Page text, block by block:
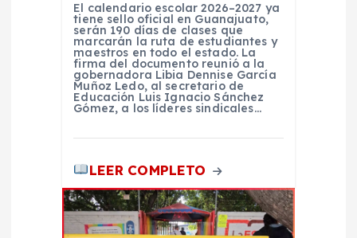
El calendario escolar 2026–2027 ya
tiene sello oficial en Guanajuato,
serán 190 días de clases que
marcarán la ruta de estudiantes y
maestros en todo el estado. La
firma del documento reunió a la
gobernadora Libia Dennise García
Muñoz Ledo, al secretario de
Educación Luis Ignacio Sánchez
Gómez, a los líderes sindicales…
LEER COMPLETO